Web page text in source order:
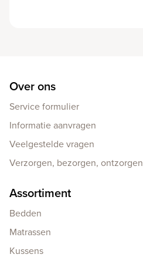
Over ons
Service formulier
Informatie aanvragen
Veelgestelde vragen
Verzorgen, bezorgen, ontzorgen
Assortiment
Bedden
Matrassen
Kussens